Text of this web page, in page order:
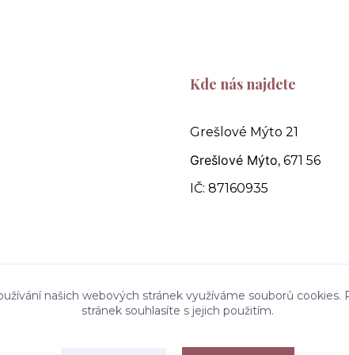
Kde nás najdete
Grešlové Mýto 21
Grešlové Mýto, 671 56
IČ: 87160935
našich webových stránek využíváme souborů cookies.
stránek souhlasíte s jejich použitím.